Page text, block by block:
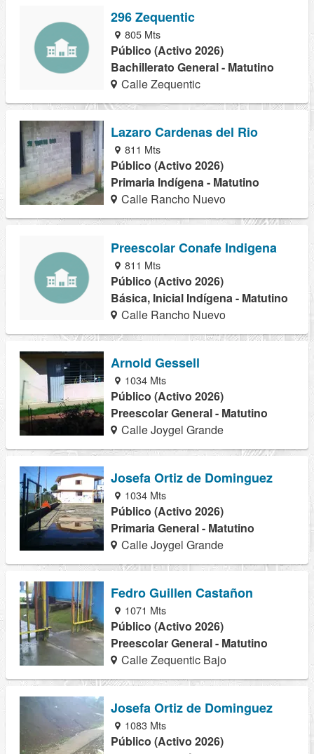
296 Zequentic
805 Mts
Público (Activo 2026)
Bachillerato General - Matutino
Calle Zequentic
Lazaro Cardenas del Rio
811 Mts
Público (Activo 2026)
Primaria Indígena - Matutino
Calle Rancho Nuevo
Preescolar Conafe Indigena
811 Mts
Público (Activo 2026)
Básica, Inicial Indígena - Matutino
Calle Rancho Nuevo
Arnold Gessell
1034 Mts
Público (Activo 2026)
Preescolar General - Matutino
Calle Joygel Grande
Josefa Ortiz de Dominguez
1034 Mts
Público (Activo 2026)
Primaria General - Matutino
Calle Joygel Grande
Fedro Guillen Castañon
1071 Mts
Público (Activo 2026)
Preescolar General - Matutino
Calle Zequentic Bajo
Josefa Ortiz de Dominguez
1083 Mts
Público (Activo 2026)